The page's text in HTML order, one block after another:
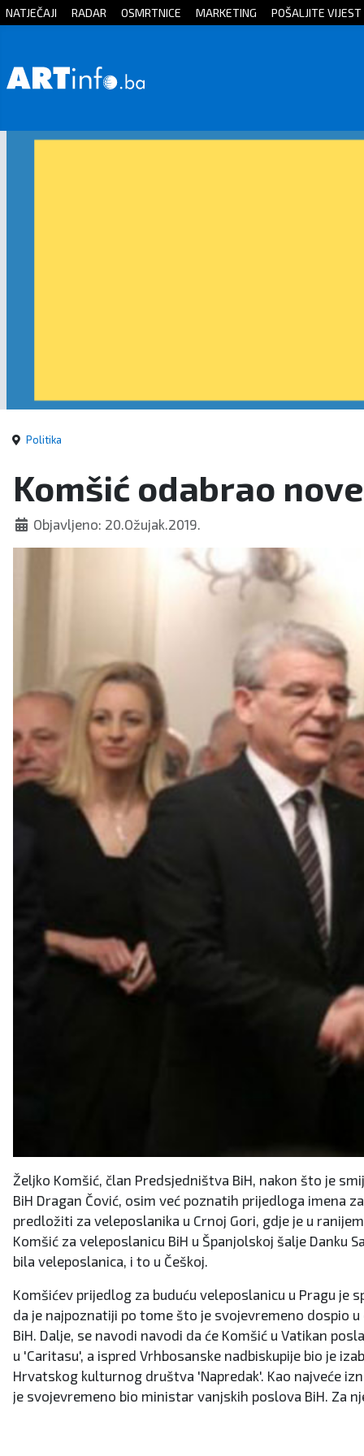
Početna
NATJEČAJI RADAR OSMRTNICE MARKETING POŠALJITE VIJEST
Politika
Komšić odabrao
Objavljeno: 20.Ožujak.2019.
Željko Komšić, član Predsjedništva BiH, nakon što je
BiH Dragan Čović, osim već poznatih prijedloga imena
predložiti za veleposlanika u Crnoj Gori, gdje je u
Komšić za veleposlanicu BiH u Španjolskoj šalje Danku
bila veleposlanica, i to u Češkoj.
Komšićev prijedlog za buduću veleposlanicu u Pragu je
da je najpoznatiji po tome što je svojevremeno dospio
BiH. Dalje, se navodi navodi da će Komšić u Vatikan
u 'Caritasu', a ispred Vrhbosanske nadbiskupije bio je
Hrvatskog kulturnog društva 'Napredak'. Kao najveće
je svojevremeno bio ministar vanjskih poslova BiH. Za